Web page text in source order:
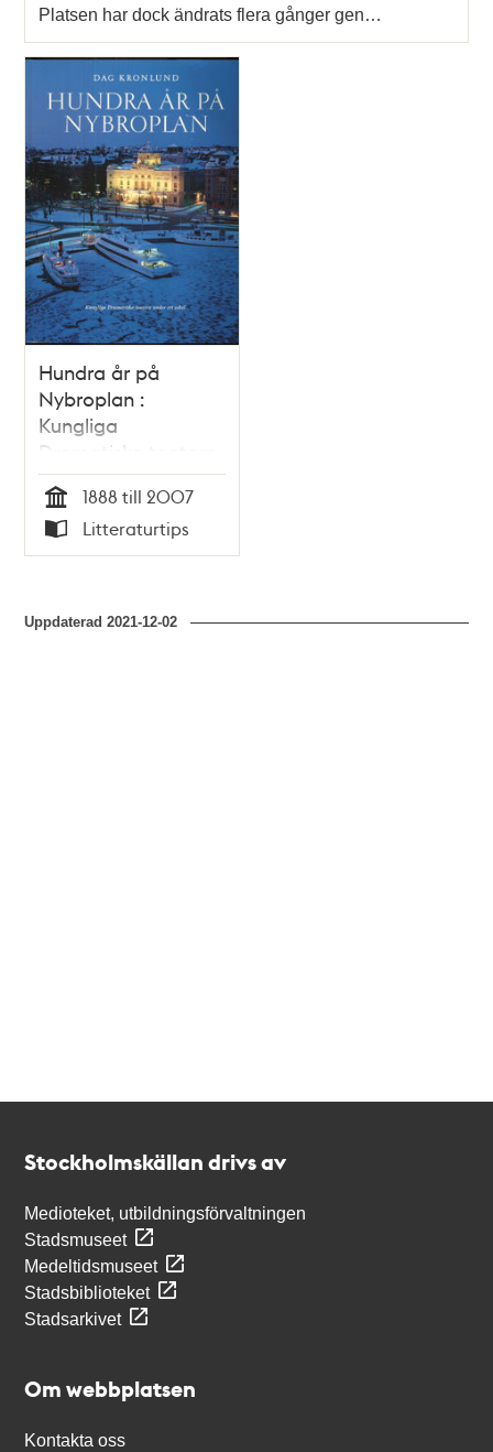
Platsen har dock ändrats flera gånger gen…
Hundra år på
Nybroplan :
Kungliga
Dramatiska teatern
under ett sekel /
Dag Kronlund
Tid
1888 till 2007
Typ
Litteraturtips
Uppdaterad2021-12-02
Stockholmskällan drivs av
Medioteket, utbildningsförvaltningen
Stadsmuseet
Medeltidsmuseet
Stadsbiblioteket
Stadsarkivet
Om webbplatsen
Kontakta oss